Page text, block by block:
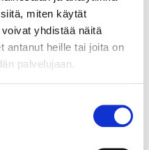
miten käytät
yhdistää näitä
antanut heille tai joita on
palvelujaan.